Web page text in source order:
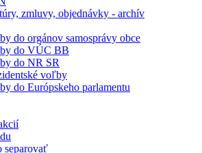
zmluvy, objednávky - archív
do orgánov samosprávy obce
do VÚC BB
do NR SR
voľby
do Európskeho parlamentu
separovať